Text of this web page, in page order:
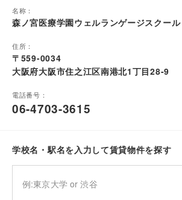
名称：
森ノ宮医療学園ウェルランゲージスクール
住所：
〒559-0034
大阪府大阪市住之江区南港北1丁目28-9
電話番号：
06-4703-3615
学校名・駅名を入力して賃貸物件を探す